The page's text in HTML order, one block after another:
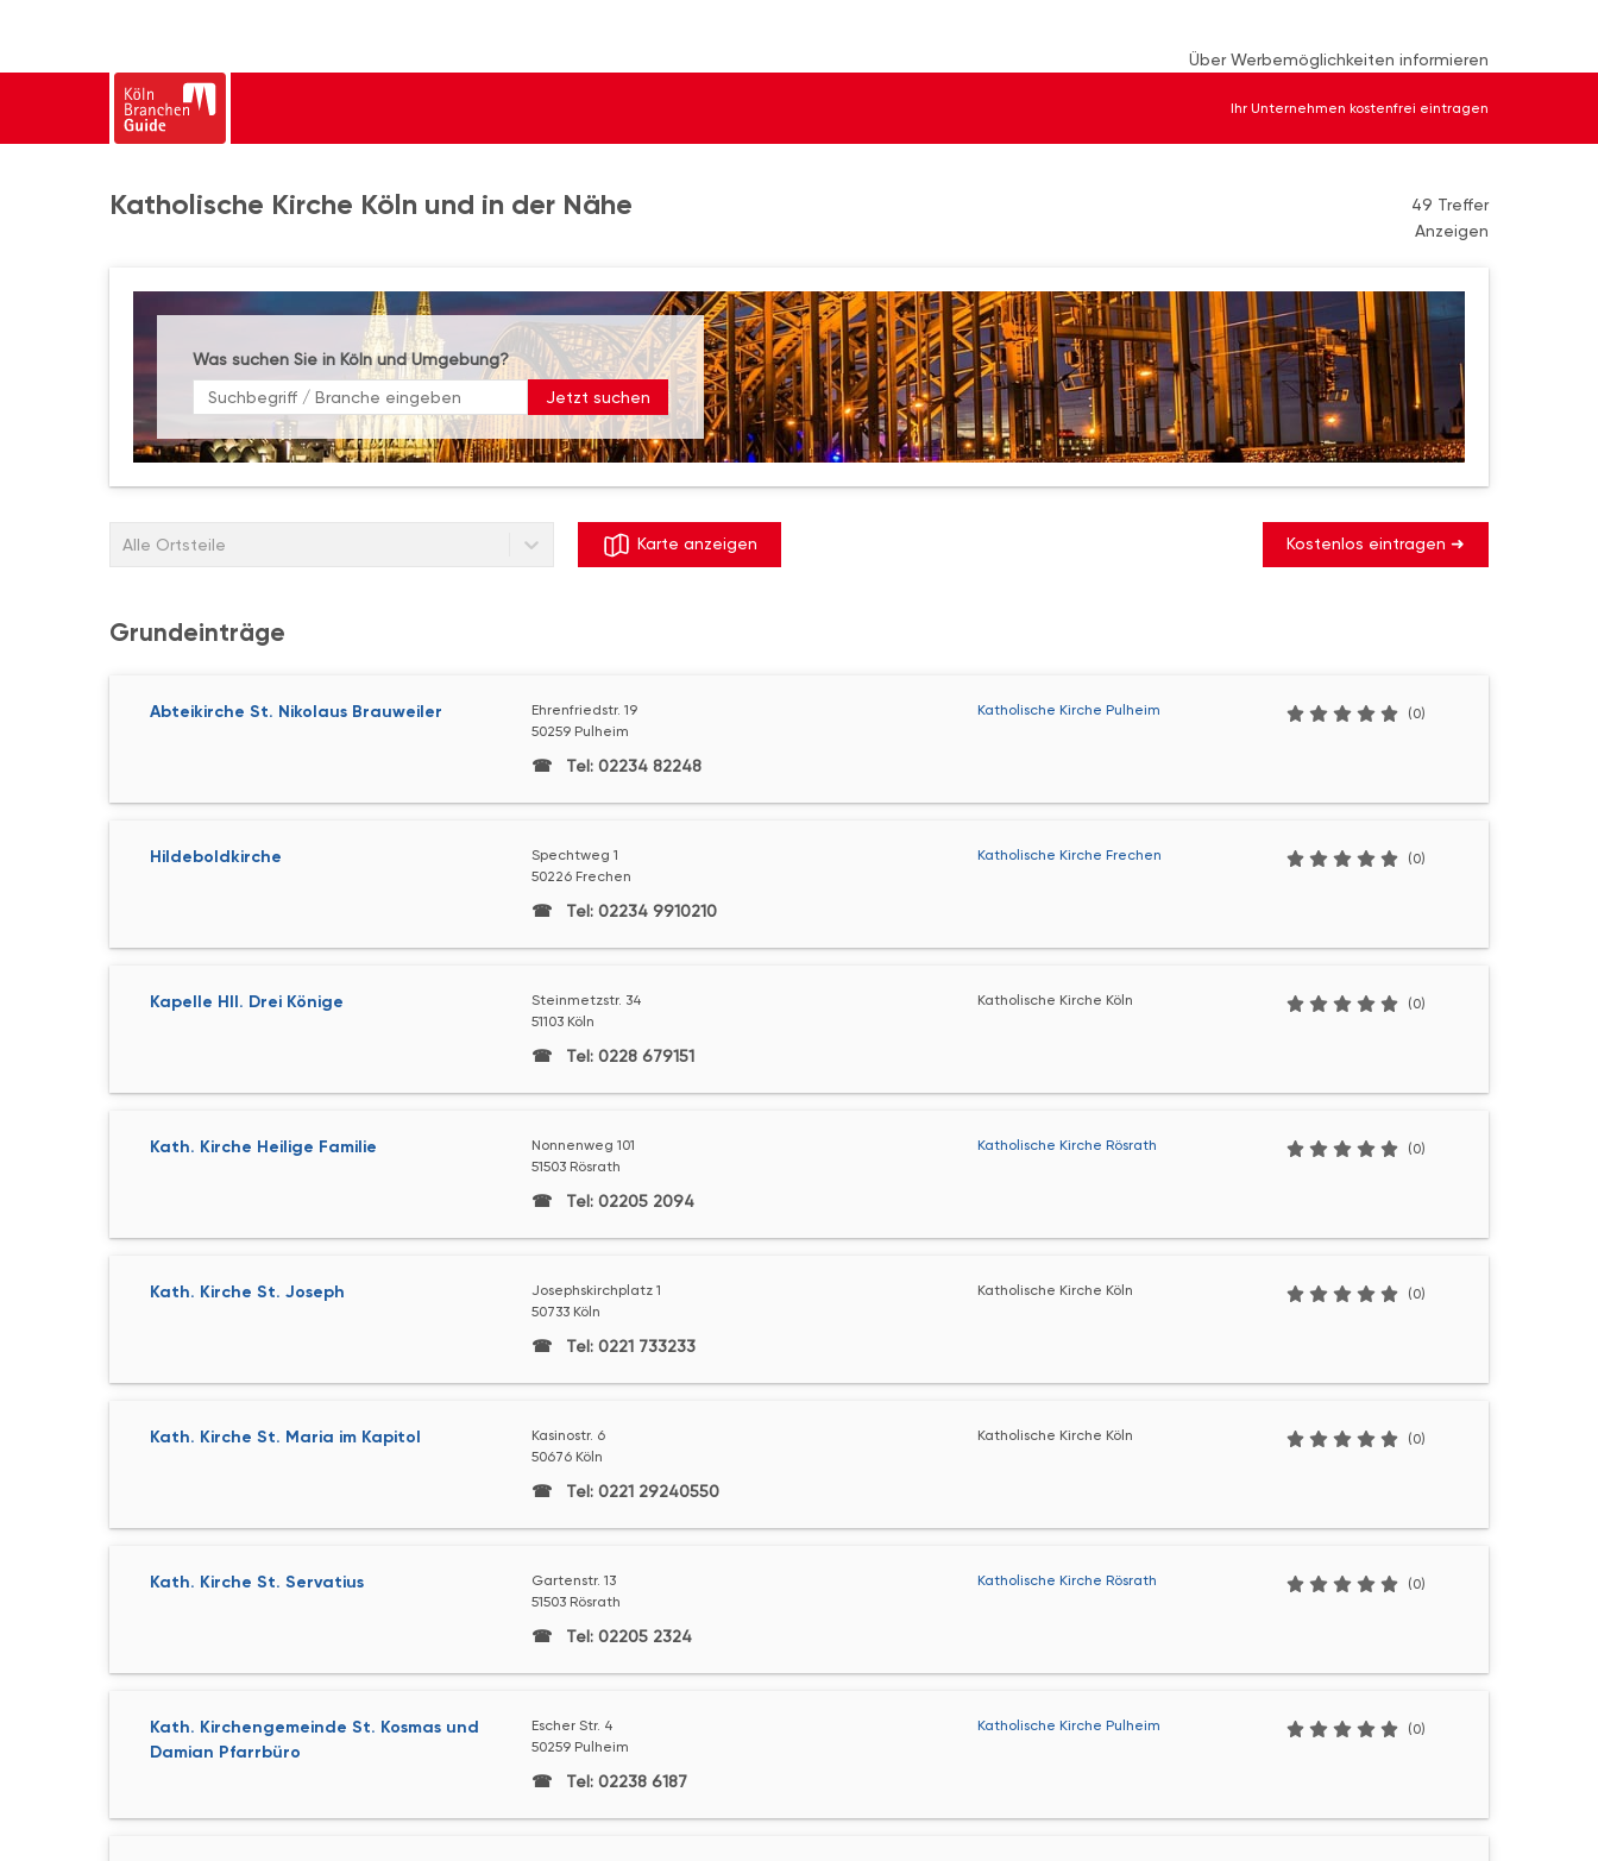
Über Werbemöglichkeiten informieren
Ihr Unternehmen kostenfrei eintragen
Katholische Kirche Köln und in der Nähe
49 Treffer
Anzeigen
Was suchen Sie in Köln und Umgebung?
Jetzt suchen
Alle Ortsteile Karte anzeigen Kostenlos eintragen ➜
Grundeinträge
Abteikirche St. Nikolaus Brauweiler
Ehrenfriedstr. 19
50259 Pulheim
Tel: 02234 82248
Katholische Kirche Pulheim (0)
Hildeboldkirche
Spechtweg 1
50226 Frechen
Tel: 02234 9910210
Katholische Kirche Frechen (0)
Kapelle Hll. Drei Könige
Steinmetzstr. 34
51103 Köln
Tel: 0228 679151
Katholische Kirche Köln (0)
Kath. Kirche Heilige Familie
Nonnenweg 101
51503 Rösrath
Tel: 02205 2094
Katholische Kirche Rösrath (0)
Kath. Kirche St. Joseph
Josephskirchplatz 1
50733 Köln
Tel: 0221 733233
Katholische Kirche Köln (0)
Kath. Kirche St. Maria im Kapitol
Kasinostr. 6
50676 Köln
Tel: 0221 29240550
Katholische Kirche Köln (0)
Kath. Kirche St. Servatius
Gartenstr. 13
51503 Rösrath
Tel: 02205 2324
Katholische Kirche Rösrath (0)
Kath. Kirchengemeinde St. Kosmas und
Damian Pfarrbüro
Escher Str. 4
50259 Pulheim
Tel: 02238 6187
Katholische Kirche Pulheim (0)